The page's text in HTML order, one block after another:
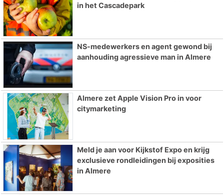
in het Cascadepark
NS-medewerkers en agent gewond bij
aanhouding agressieve man in Almere
Almere zet Apple Vision Pro in voor
citymarketing
Meld je aan voor Kijkstof Expo en krijg
exclusieve rondleidingen bij exposities
in Almere